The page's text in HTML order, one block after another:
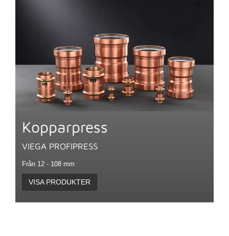
Kopparpress
VIEGA PROFIPRESS
Från 12 - 108 mm
VISA PRODUKTER